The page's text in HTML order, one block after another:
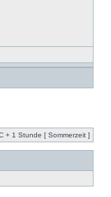
+ 1 Stunde [ Sommerzeit ]